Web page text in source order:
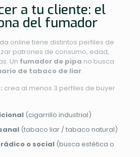
a tu cliente: el
del fumador
online tiene distintos perfiles de
patrones de consumo, edad,
Un fumador de pipa no busca
de tabaco de liar.
crea al menos 3 perfiles de buyer
(cigarrillo industrial)
(tabaco liar / tabaco natural)
o social(busca estética o